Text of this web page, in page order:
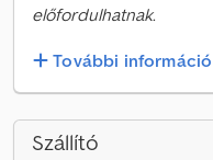
előfordulhatnak.
További
Szállító